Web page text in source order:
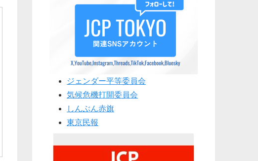
ジェンダー平等委員会
気候危機打開委員会
しんぶん赤旗
東京民報